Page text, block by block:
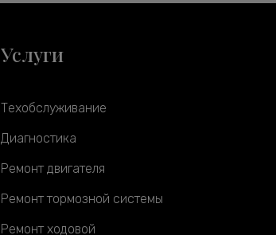
Услуги
Техобслуживание
Диагностика
Ремонт двигателя
Ремонт тормозной системы
Ремонт ходовой